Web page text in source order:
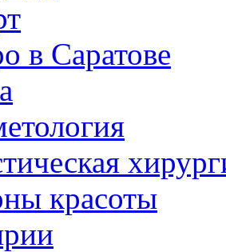
в Саратове
красоты